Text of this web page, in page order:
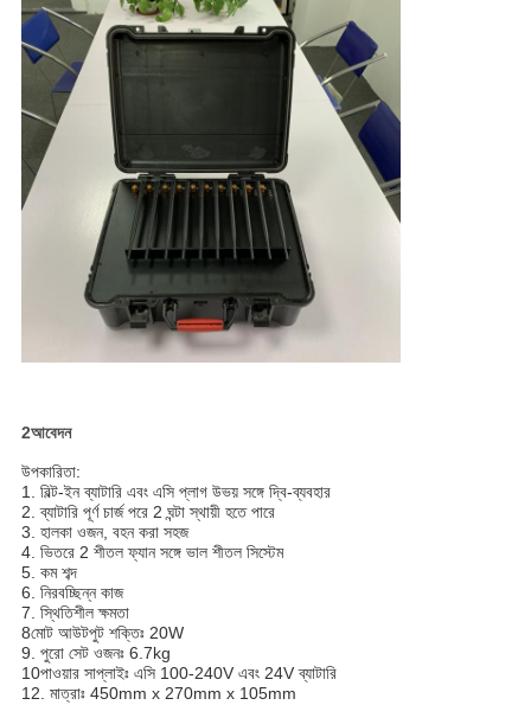
2আবেদন
উপকারিতা:
1. বিল্ট-ইন ব্যাটারি এবং এসি প্লাগ উভয় সঙ্গে দ্বি-ব্যবহার
2. ব্যাটারি পূর্ণ চার্জ পরে 2 ঘন্টা স্থায়ী হতে পারে
3. হালকা ওজন, বহন করা সহজ
4. ভিতরে 2 শীতল ফ্যান সঙ্গে ভাল শীতল সিস্টেম
5. কম শব্দ
6. নিরবচ্ছিন্ন কাজ
7. স্থিতিশীল ক্ষমতা
8মোট আউটপুট শক্তিঃ 20W
9. পুরো সেট ওজনঃ 6.7kg
10পাওয়ার সাপ্লাইঃ এসি 100-240V এবং 24V ব্যাটারি
12. মাত্রাঃ 450mm x 270mm x 105mm